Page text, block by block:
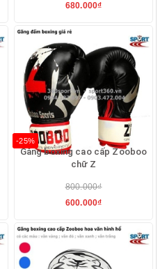
680.000₫
-25%
Găng boxing cao cấp Zooboo
chữ Z
800.000₫
600.000₫